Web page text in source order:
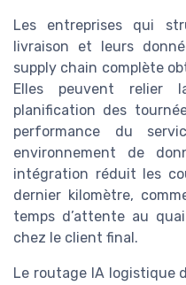
Les entreprises qui
livraison et leurs
supply chain complète
Elles peuvent relier
planification des
performance du
environnement de
intégration réduit les
dernier kilomètre,
temps d’attente au
chez le client final.
Le routage IA logistique